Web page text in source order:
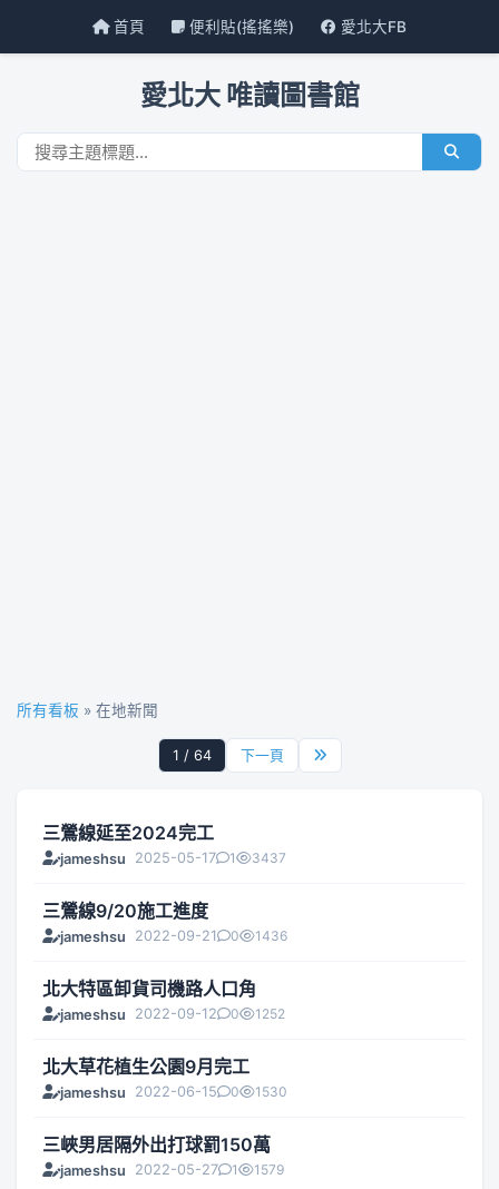
首頁 便利貼(搖搖樂) 愛北大FB
愛北大 唯讀圖書館
所有看板 » 在地新聞
1 / 64 下一頁
三鶯線延至2024完工
jameshsu 2025-05-17 1 3437
三鶯線9/20施工進度
jameshsu 2022-09-21 0 1436
北大特區卸貨司機路人口角
jameshsu 2022-09-12 0 1252
北大草花植生公園9月完工
jameshsu 2022-06-15 0 1530
三峽男居隔外出打球罰150萬
jameshsu 2022-05-27 1 1579